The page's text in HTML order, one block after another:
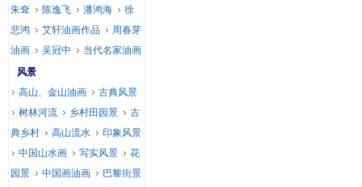
朱耷
陈逸飞 潘鸿海
徐
悲鸿
艾轩油画作品
周春芽
油画
吴冠中
当代名家油画
风景
高山、金山油画
古典风景
树林河流
乡村田园景
古
典乡村
高山流水
印象风景
中国山水画
写实风景
花
园景
中国画油画
巴黎街景